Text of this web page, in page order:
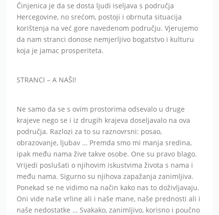
Činjenica je da se dosta ljudi iseljava s područja
Hercegovine, no srećom, postoji i obrnuta situacija
korištenja na već gore navedenom području.Vjerujemo
da nam stranci donose nemjerljivo bogatstvo i kulturu
koja je jamac prosperiteta.
STRANCI – A NAŠI!
Ne samo da se s ovim prostorima odsevalo u druge
krajeve nego se i iz drugih krajeva doseljavalo na ova
područja. Razlozi za to su raznovrsni: posao,
obrazovanje, ljubav … Premda smo mi manja sredina,
ipak među nama žive takve osobe. One su pravo blago.
Vrijedi poslušati o njihovim iskustvima života s nama i
među nama. Sigurno su njihova zapažanja zanimljiva.
Ponekad se ne vidimo na način kako nas to doživljavaju.
Oni vide naše vrline ali i naše mane, naše prednosti ali i
naše nedostatke … Svakako, zanimljivo, korisno i poučno